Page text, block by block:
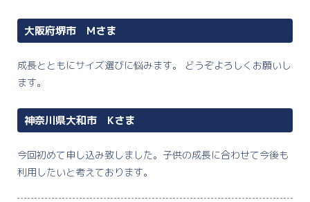
大阪府堺市 Mさま
成長とともにサイズ選びに悩みます。 どうぞよろしくお願いし
ます。
神奈川県大和市 Kさま
今回初めて申し込み致しました。子供の成長に合わせて今後も
利用したいと考えております。